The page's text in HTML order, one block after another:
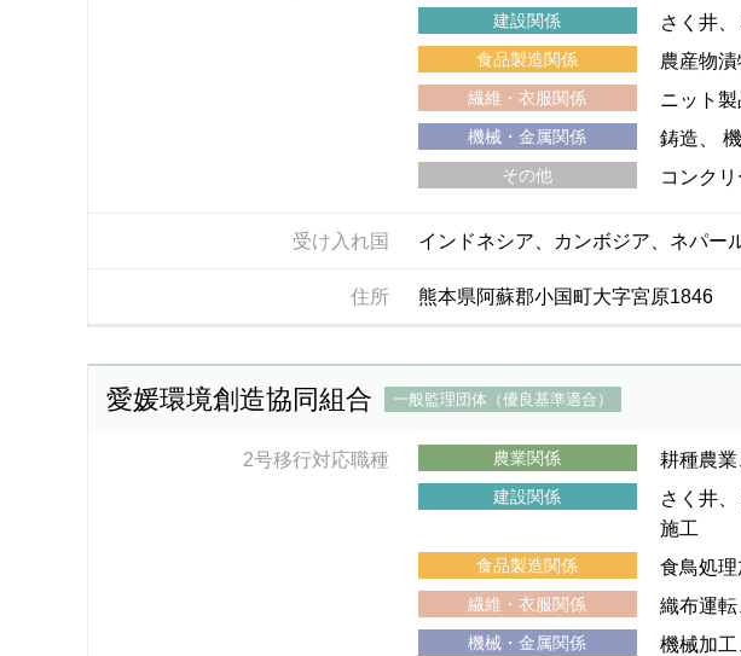
建設関係 さく井
食品製造関係 農産物
繊維・衣服関係 ニット
機械・金属関係 鋳造
その他 コンク
受け入れ国 インドネシア、カンボジア、ネパー
住所 熊本県阿蘇郡小国町大字宮原1846
愛媛環境創造協同組合 一般監理団体（優良基準適合）
2号移行対応職種 農業関係 耕種農業
建設関係 さく井
施工
食品製造関係 食鳥処
繊維・衣服関係 織布運転
機械・金属関係 機械加工